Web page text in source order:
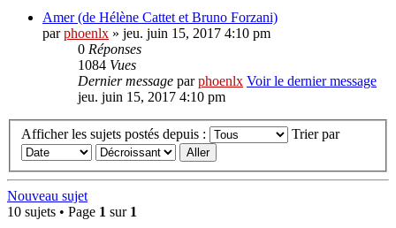
Amer (de Hélène Cattet et Bruno Forzani)
parphoenlx » jeu. juin 15, 2017 4:10 pm
0 Réponses
1084 Vues
Dernier message parphoenlx Voir le dernier message
jeu. juin 15, 2017 4:10 pm
Afficher les sujets postés depuis : Trier par
Nouveau sujet
10 sujets • Page 1 sur 1